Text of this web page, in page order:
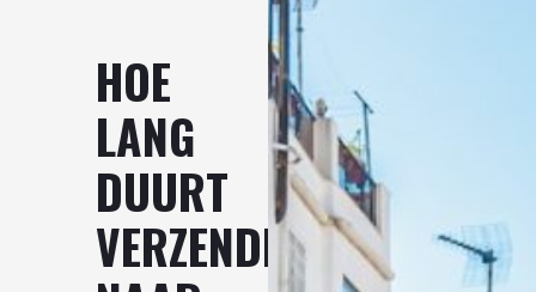
HOE
LANG
DUURT
VERZENDING